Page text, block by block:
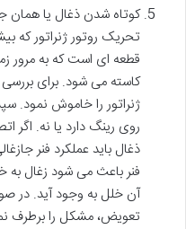
کوتاه شدن ذغال یا همان
تحریک روتور ژنراتور که
قطعه ای است که به مرور
کاسته می شود. برای بررسی
ژنراتور را خاموش نمود.
روی رینگ دارد یا نه. اگر
ذغال باید عملکرد فنر
فنر باعث می شود زغال به
آن خلل به وجود آید. در
تعویض، مشکل را برطرف